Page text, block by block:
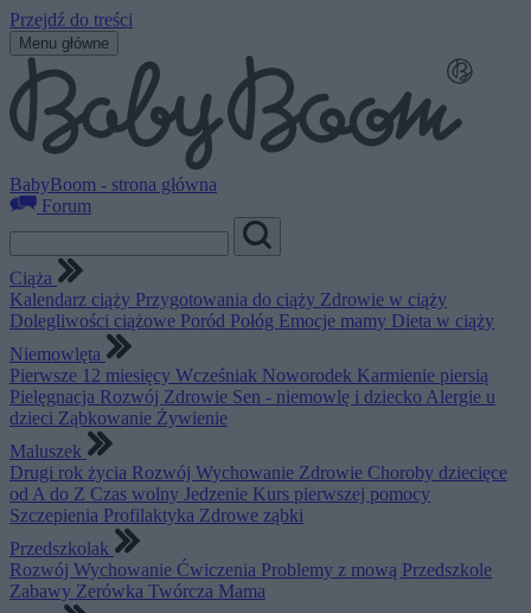
Przejdź do treści
Menu główne
BabyBoom - strona główna
Forum
Ciąża
Kalendarz ciąży Przygotowania do ciąży Zdrowie w ciąży
Dolegliwości ciążowe Poród Połóg Emocje mamy Dieta w ciąży
Niemowlęta
Pierwsze 12 miesięcy Wcześniak Noworodek Karmienie piersią
Pielęgnacja Rozwój Zdrowie Sen - niemowlę i dziecko Alergie u
dzieci Ząbkowanie Żywienie
Maluszek
Drugi rok życia Rozwój Wychowanie Zdrowie Choroby dziecięce
od A do Z Czas wolny Jedzenie Kurs pierwszej pomocy
Szczepienia Profilaktyka Zdrowe ząbki
Przedszkolak
Rozwój Wychowanie Ćwiczenia Problemy z mową Przedszkole
Zabawy Zerówka Twórcza Mama